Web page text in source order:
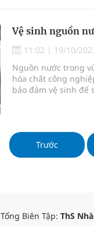
Vệ sinh nguồn
11:02 | 19/10/
Nguồn nước trong
hóa chất công
bảo đảm vệ sinh để
Trước
Tổng Biên Tập: ThS